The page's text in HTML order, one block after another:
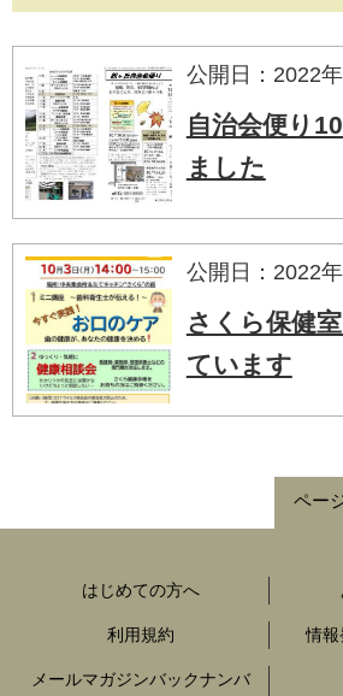
公開日：2022
自治会便り
ました
公開日：2022
さくら保健
ています
ペー
はじめての方へ
利用規約 情報
メールマガジンバックナンバ